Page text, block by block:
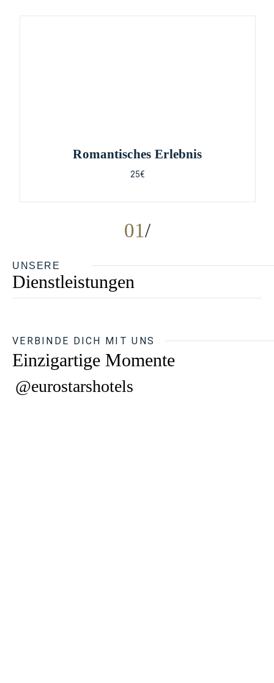
01
Romantisches Erlebnis
25€
UNSERE
Dienstleistungen
VERBINDE DICH MIT UNS
Einzigartige Momente
@eurostarshotels